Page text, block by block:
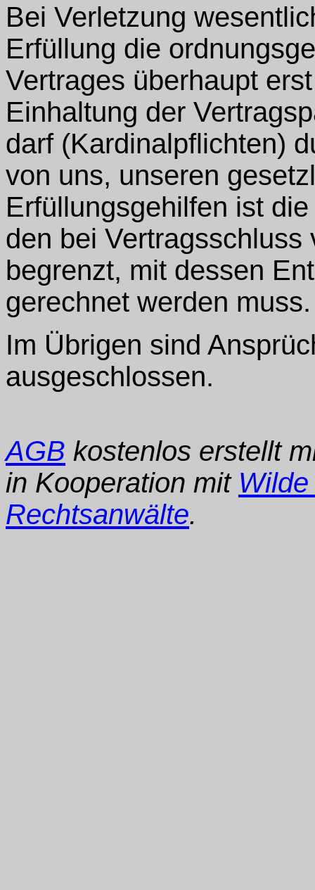
Bei Verletzung
Erfüllung die
Vertrages überhaupt
Einhaltung der
darf (Kardinalpflichten)
von uns, unseren
Erfüllungsgehilfen ist
den bei
begrenzt, mit dessen
gerechnet werden muss.
Im Übrigen sind
ausgeschlossen.
AGB kostenlos erstellt
in Kooperation mit
Rechtsanwälte.